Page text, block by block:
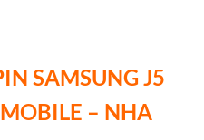
SAMSUNG J5
– NHA